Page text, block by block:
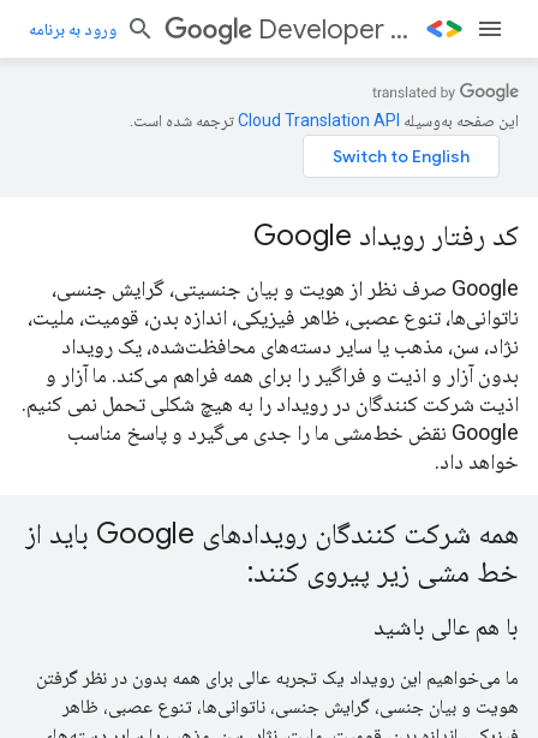
Developer Days ورود به برنامه
این صفحه به‌وسیله ترجمه شده است.
کد رفتار رویداد Google
Google صرف نظر از هویت و بیان جنسیتی، گرایش جنسی،
ناتوانی‌ها، تنوع عصبی، ظاهر فیزیکی، اندازه بدن، قومیت، ملیت،
نژاد، سن، مذهب یا سایر دسته‌های محافظت‌شده، یک رویداد
بدون آزار و اذیت و فراگیر را برای همه فراهم می‌کند. ما آزار و
اذیت شرکت کنندگان در رویداد را به هیچ شکلی تحمل نمی کنیم.
Google نقض خط‌مشی ما را جدی می‌گیرد و پاسخ مناسب
خواهد داد.
همه شرکت کنندگان رویدادهای Google باید از
خط مشی زیر پیروی کنند:
با هم عالی باشید
ما می‌خواهیم این رویداد یک تجربه عالی برای همه بدون در نظر گرفتن
هویت و بیان جنسی، گرایش جنسی، ناتوانی‌ها، تنوع عصبی، ظاهر